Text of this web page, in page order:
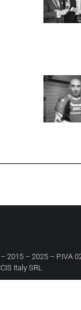
– 2015 – 2025 – P.IVA
Italy SRL